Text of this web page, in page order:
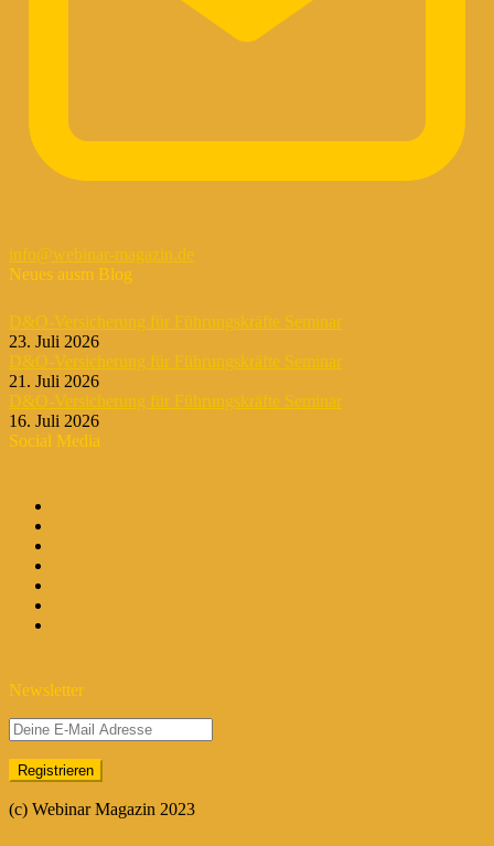
info@webinar-magazin.de
Neues ausm Blog
D&O-Versicherung für Führungskräfte Seminar
23. Juli 2026
D&O-Versicherung für Führungskräfte Seminar
21. Juli 2026
D&O-Versicherung für Führungskräfte Seminar
16. Juli 2026
Social Media
Newsletter
(c) Webinar Magazin 2023